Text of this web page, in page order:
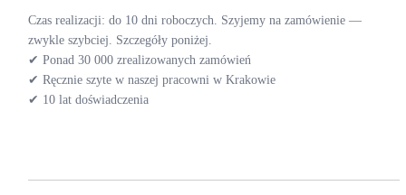
Czas realizacji: do 10 dni roboczych. Szyjemy na zamówienie —
zwykle szybciej. Szczegóły poniżej.
✔ Ponad 30 000 zrealizowanych zamówień
✔ Ręcznie szyte w naszej pracowni w Krakowie
✔ 10 lat doświadczenia